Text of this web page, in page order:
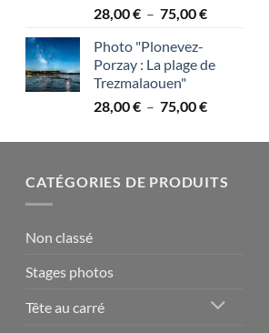
28,00€ – 75,00€Plage
28,00 €
75,00 €
Photo "Plonevez-
Porzay : La plage de
Trezmalaouen"
28,00€ – 75,00€Plage
prix :
à
CATÉGORIES DE PRODUITS
Non classé
Stages photos
Tête au carré